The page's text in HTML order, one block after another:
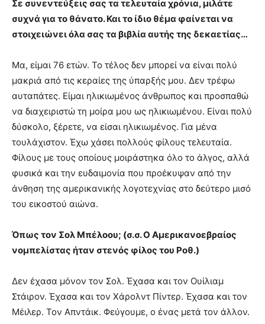
Σε συνεντεύξεις σας τα τελευταία χρόνια, μιλάτε
συχνά για το θάνατο. Και το ίδιο θέμα φαίνεται να
στοιχειώνει όλα σας τα βιβλία αυτής της δεκαετίας…
Μα, είμαι 76 ετών. Το τέλος δεν μπορεί να είναι πολύ
μακριά από τις κεραίες της ύπαρξής μου. Δεν τρέφω
αυταπάτες. Είμαι ηλικιωμένος άνθρωπος και προσπαθώ
να διαχειριστώ τη μοίρα μου ως ηλικιωμένου. Είναι πολύ
δύσκολο, ξέρετε, να είσαι ηλικιωμένος. Για μένα
τουλάχιστον. Έχω χάσει πολλούς φίλους τελευταία.
Φίλους με τους οποίους μοιράστηκα όλο το άλγος, αλλά
φυσικά και την ευδαιμονία που προέκυψαν από την
άνθηση της αμερικανικής λογοτεχνίας στο δεύτερο μισό
του εικοστού αιώνα.
Όπως τον Σολ Μπέλοου; (σ.σ. Ο Αμερικανοεβραίος
νομπελίστας ήταν στενός φίλος του Ροθ.)
Δεν έχασα μόνον τον Σολ. Έχασα και τον Ουίλιαμ
Στάιρον. Έχασα και τον Χάρολντ Πίντερ. Έχασα και τον
Μέιλερ. Τον Απντάικ. Φεύγουμε, ο ένας μετά τον άλλον.